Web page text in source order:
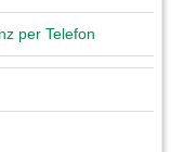
per Telefon